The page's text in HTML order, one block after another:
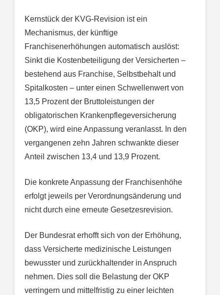
Kernstück der KVG-Revision ist ein
Mechanismus, der künftige
Franchisenerhöhungen automatisch auslöst:
Sinkt die Kostenbeteiligung der Versicherten –
bestehend aus Franchise, Selbstbehalt und
Spitalkosten – unter einen Schwellenwert von
13,5 Prozent der Bruttoleistungen der
obligatorischen Krankenpflegeversicherung
(OKP), wird eine Anpassung veranlasst. In den
vergangenen zehn Jahren schwankte dieser
Anteil zwischen 13,4 und 13,9 Prozent.
Die konkrete Anpassung der Franchisenhöhe
erfolgt jeweils per Verordnungsänderung und
nicht durch eine erneute Gesetzesrevision.
Der Bundesrat erhofft sich von der Erhöhung,
dass Versicherte medizinische Leistungen
bewusster und zurückhaltender in Anspruch
nehmen. Dies soll die Belastung der OKP
verringern und mittelfristig zu einer leichten